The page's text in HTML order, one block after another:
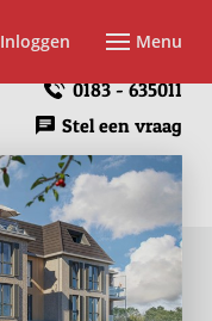
Inloggen Menu
0183 - 635011
Stel een vraag